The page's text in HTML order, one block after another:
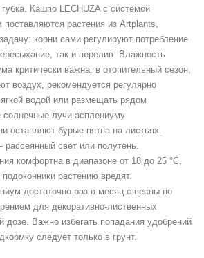
Кашпо LECHUZA с системой
поставляются растения из Artplants,
корни сами регулируют потребление
так и перелив. Влажность
критически важна: в отопительный сезон,
воздух, рекомендуется регулярно
водой или размещать рядом
лучи асплениуму
оставляют бурые пятна на листьях.
свет или полутень.
комфортна в диапазоне от 18 до 25 °C,
растению вредят.
достаточно раз в месяц с весны по
для декоративно-лиственных
дозе. Важно избегать попадания удобрений
следует только в грунт.